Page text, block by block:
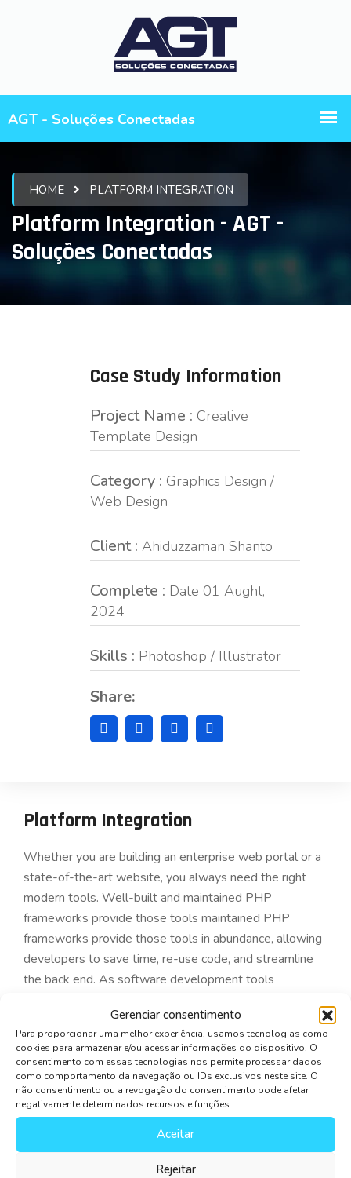
Gerenciar consentimento
Para proporcionar uma melhor experiência, usamos tecnologias como
cookies para armazenar e/ou acessar informações do dispositivo. O
consentimento com essas tecnologias nos permite processar dados
como comportamento da navegação ou IDs exclusivos neste site. O
não consentimento ou a revogação do consentimento pode afetar
negativamente determinados recursos e funções.
Aceitar
Rejeitar
HOME PLATFORM INTEGRATION
Platform Integration - AGT -
Soluções Conectadas
Case Study Information
Project Name : Creative
Template Design
Category : Graphics Design /
Web Design
Client : Ahiduzzaman Shanto
Complete : Date 01 Aught,
2024
Skills : Photoshop / Illustrator
Share:
Platform Integration
Whether you are building an enterprise web portal or a
state-of-the-art website, you always need the right
modern tools. Well-built and maintained PHP
frameworks provide those tools maintained PHP
frameworks provide those tools in abundance, allowing
developers to save time, re-use code, and streamline
the back end. As software development tools
competition from startups and the ever-present
economic challenges, the banking industry is gradually
adopting what the latest technologies have to offer.
From cloud technology to cyber risk management to
machine learning in investment banking, join us as we
explore the banking industry trends for 2019 and
beyond. Cloud is one of the current banking industry